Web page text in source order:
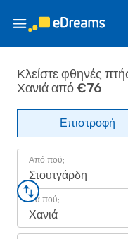
Κλείστε φθηνές
Χανιά από €76
Επιστροφή
Από πού;
Στουτγάρδη
Για πού;
Χανιά